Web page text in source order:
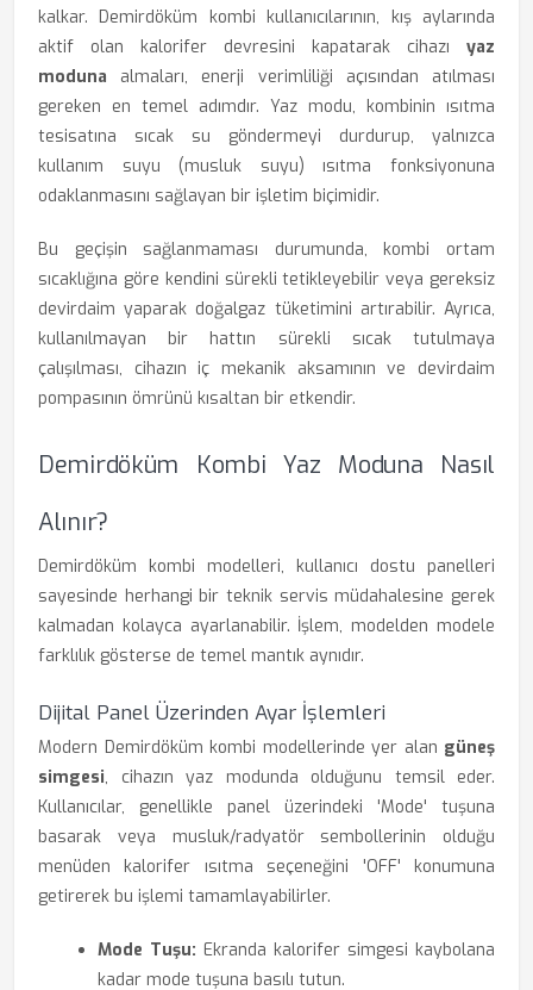
kalkar. Demirdöküm kombi kullanıcılarının, kış aylarında
aktif olan kalorifer devresini kapatarak cihazı yaz
moduna almaları, enerji verimliliği açısından atılması
gereken en temel adımdır. Yaz modu, kombinin ısıtma
tesisatına sıcak su göndermeyi durdurup, yalnızca
kullanım suyu (musluk suyu) ısıtma fonksiyonuna
odaklanmasını sağlayan bir işletim biçimidir.
Bu geçişin sağlanmaması durumunda, kombi ortam
sıcaklığına göre kendini sürekli tetikleyebilir veya gereksiz
devirdaim yaparak doğalgaz tüketimini artırabilir. Ayrıca,
kullanılmayan bir hattın sürekli sıcak tutulmaya
çalışılması, cihazın iç mekanik aksamının ve devirdaim
pompasının ömrünü kısaltan bir etkendir.
Demirdöküm Kombi Yaz Moduna Nasıl
Alınır?
Demirdöküm kombi modelleri, kullanıcı dostu panelleri
sayesinde herhangi bir teknik servis müdahalesine gerek
kalmadan kolayca ayarlanabilir. İşlem, modelden modele
farklılık gösterse de temel mantık aynıdır.
Dijital Panel Üzerinden Ayar İşlemleri
Modern Demirdöküm kombi modellerinde yer alan güneş
simgesi, cihazın yaz modunda olduğunu temsil eder.
Kullanıcılar, genellikle panel üzerindeki 'Mode' tuşuna
basarak veya musluk/radyatör sembollerinin olduğu
menüden kalorifer ısıtma seçeneğini 'OFF' konumuna
getirerek bu işlemi tamamlayabilirler.
Mode Tuşu: Ekranda kalorifer simgesi kaybolana
kadar mode tuşuna basılı tutun.